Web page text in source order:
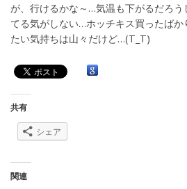
が、行けるかな～…気温も下がるだろ
てる気がしない…ホッチキス買ったばか
たい気持ちは山々だけど…(T_T)
共有
シェア
関連